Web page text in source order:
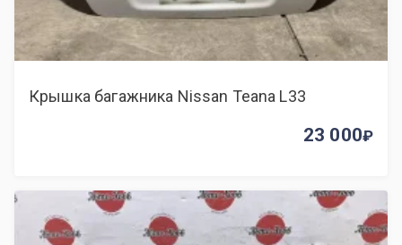
Крышка багажника Nissan Teana L33
23 000